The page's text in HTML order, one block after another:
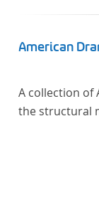
American
A collection of
the structural